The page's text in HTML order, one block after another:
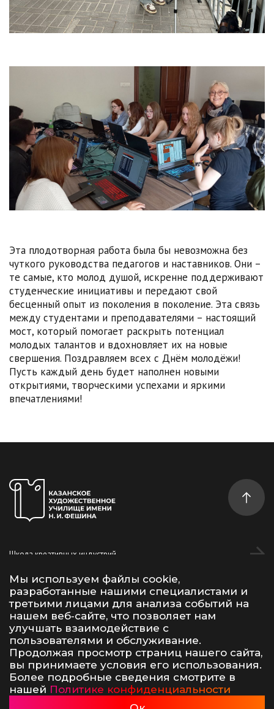
Эта плодотворная работа была бы невозможна без
чуткого руководства педагогов и наставников. Они –
те самые, кто молод душой, искренне поддерживают
студенческие инициативы и передают свой
бесценный опыт из поколения в поколение. Эта связь
между студентами и преподавателями – настоящий
мост, который помогает раскрыть потенциал
молодых талантов и вдохновляет их на новые
свершения. Поздравляем всех с Днём молодёжи!
Пусть каждый день будет наполнен новыми
открытиями, творческими успехами и яркими
впечатлениями!
Мы используем файлы cookie,
разработанные нашими специалистами и
третьими лицами для анализа событий на
нашем веб‑сайте, что позволяет нам
улучшать взаимодействие с
пользователями и обслуживание.
Продолжая просмотр страниц нашего сайта,
вы принимаете условия его использования.
Более подробные сведения смотрите в
нашей Политике конфиденциальности
Школа креативных индустрий
Студентам
Дополнительное образование
Vk Telegram YouTube
Условия использования материалов сайта
Политика конфиденциальности
Сделано в 500na700
Казанское художественное училище, 2026